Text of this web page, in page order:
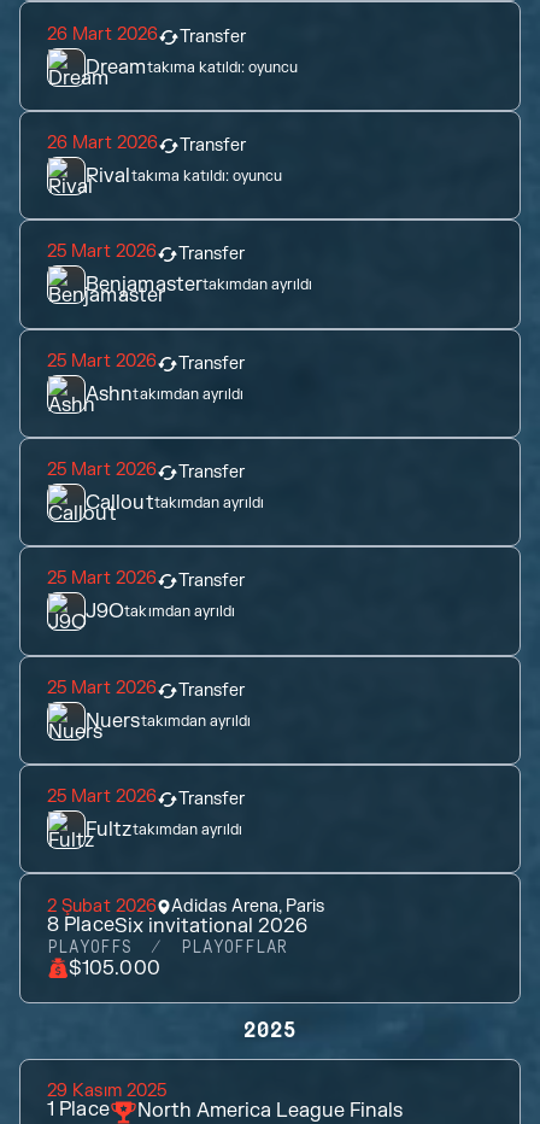
26 Mart 2026 Transfer
Dreamtakıma katıldı:oyuncu
26 Mart 2026 Transfer
Rivaltakıma katıldı:oyuncu
25 Mart 2026 Transfer
Benjamastertakımdan ayrıldı
25 Mart 2026 Transfer
Ashntakımdan ayrıldı
25 Mart 2026 Transfer
Callouttakımdan ayrıldı
25 Mart 2026 Transfer
J9Otakımdan ayrıldı
25 Mart 2026 Transfer
Nuerstakımdan ayrıldı
25 Mart 2026 Transfer
Fultztakımdan ayrıldı
2 Şubat 2026 Adidas Arena, Paris
8 PlaceSix invitational 2026
PLAYOFFS PLAYOFFLAR
$105.000
2025
29 Kasım 2025
1 Place North America League Finals